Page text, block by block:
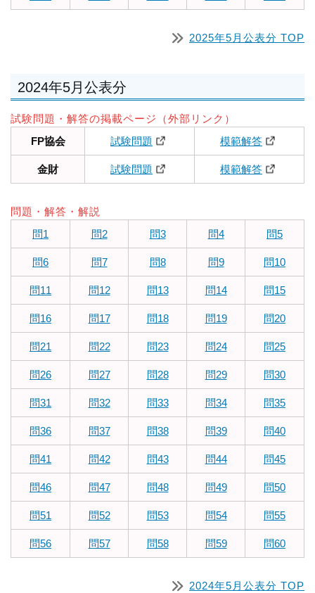
2025年5月公表分 TOP
2024年5月公表分
試験問題・解答の掲載ページ（外部リンク）
FP協会
試験問題 模範解答
金財 試験問題 模範解答
問題・解答・解説
問1
問2 問3 問4 問5
問6 問7 問8 問9 問10
問11 問12 問13 問14 問15
問16 問17 問18 問19 問20
問21 問22 問23 問24 問25
問26 問27 問28 問29 問30
問31 問32 問33 問34 問35
問36 問37 問38 問39 問40
問41 問42 問43 問44 問45
問46 問47 問48 問49 問50
問51 問52 問53 問54 問55
問56 問57 問58 問59 問60
2024年5月公表分 TOP